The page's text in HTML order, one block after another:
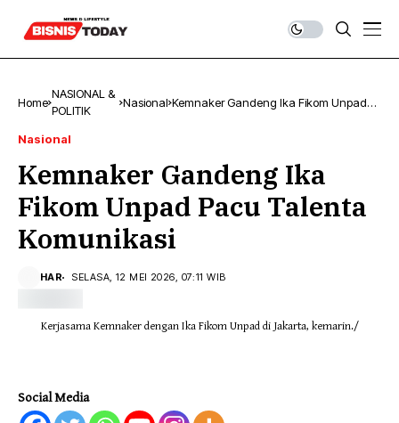
Home
NASIONAL &
POLITIK
Nasional Kemnaker Gandeng Ika Fikom Unpad
Nasional
Kemnaker Gandeng Ika
Fikom Unpad Pacu Talenta
Komunikasi
HAR SELASA, 12 MEI 2026, 07:11 WIB
Kerjasama Kemnaker dengan Ika Fikom Unpad di Jakarta, kemarin./
Social Media